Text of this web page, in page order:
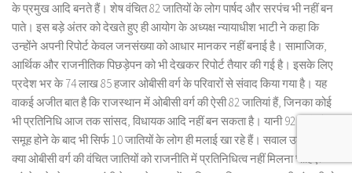
के प्रमुख आदि बनते हैं। शेष वंचित 82 जातियों के लोग पार्षद और सरपंच भी नहीं बन
पाते। इस बड़े अंतर को देखते हुए ही आयोग के अध्यक्ष न्यायाधीश भाटी ने कहा कि
उन्होंने अपनी रिपोर्ट केवल जनसंख्या को आधार मानकर नहीं बनाई है। सामाजिक,
आर्थिक और राजनीतिक पिछड़ेपन को भी देखकर रिपोर्ट तैयार की गई है। इसके लिए
प्रदेश भर के 74 लाख 85 हजार ओबीसी वर्ग के परिवारों से संवाद किया गया है। यह
वाकई अजीत बात है कि राजस्थान में ओबीसी वर्ग की ऐसी 82 जातियां हैं, जिनका कोई
भी प्रतिनिधि आज तक सांसद, विधायक आदि नहीं बन सकता है। यानी 92 जातियों का
समूह होने के बाद भी सिर्फ 10 जातियों के लोग ही मलाई खा रहे हैं। सवाल उठता है कि
क्या ओबीसी वर्ग की वंचित जातियों को राजनीति में प्रतिनिधित्व नहीं मिलना चाहिए?